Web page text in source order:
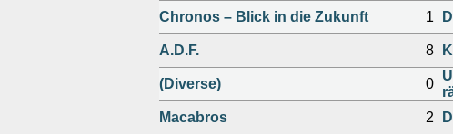
Chronos – Blick in die Zukunft 1
A.D.F.
8
(Diverse) 0
Macabros 2